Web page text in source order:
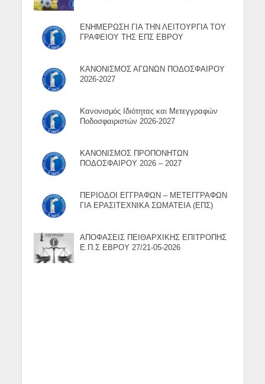
ΕΝΗΜΕΡΩΣΗ ΓΙΑ ΤΗΝ ΛΕΙΤΟΥΡΓΙΑ ΤΟΥ
ΓΡΑΦΕΙΟΥ ΤΗΣ ΕΠΣ ΕΒΡΟΥ
ΚΑΝΟΝΙΣΜΟΣ ΑΓΩΝΩΝ ΠΟΔΟΣΦΑΙΡΟΥ
2026-2027
Κανονισμός Ιδιότητας και Μετεγγραφών
Ποδοσφαιριστών 2026-2027
ΚΑΝΟΝΙΣΜΟΣ ΠΡΟΠΟΝΗΤΩΝ
ΠΟΔΟΣΦΑΙΡΟΥ 2026 – 2027
ΠΕΡΙΟΔΟΙ ΕΓΓΡΑΦΩΝ – ΜΕΤΕΓΓΡΑΦΩΝ
ΓΙΑ ΕΡΑΣΙΤΕΧΝΙΚΑ ΣΩΜΑΤΕΙΑ (ΕΠΣ)
ΑΠΟΦΑΣΕΙΣ ΠΕΙΘΑΡΧΙΚΗΣ ΕΠΙΤΡΟΠΗΣ
Ε.Π.Σ ΕΒΡΟΥ 27/21-05-2026